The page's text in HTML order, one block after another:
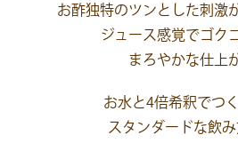
お酢独特のツンとした刺激
ジュース感覚でゴク
まろやかな仕上
お水と4倍希釈でつ
スタンダードな飲み